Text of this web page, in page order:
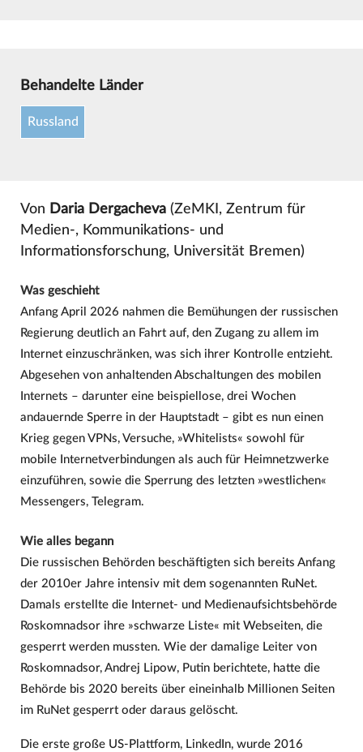
Behandelte Länder
Russland
Von Daria Dergacheva(ZeMKI, Zentrum für
Medien-, Kommunikations- und
Informationsforschung, Universität Bremen)
Was geschieht
Anfang April 2026 nahmen die Bemühungen der russischen
Regierung deutlich an Fahrt auf, den Zugang zu allem im
Internet einzuschränken, was sich ihrer Kontrolle entzieht.
Abgesehen von anhaltenden Abschaltungen des mobilen
Internets – darunter eine beispiellose, drei Wochen
andauernde Sperre in der Hauptstadt – gibt es nun einen
Krieg gegen VPNs, Versuche, »Whitelists« sowohl für
mobile Internetverbindungen als auch für Heimnetzwerke
einzuführen, sowie die Sperrung des letzten »westlichen«
Messengers, Telegram.
Wie alles begann
Die russischen Behörden beschäftigten sich bereits Anfang
der 2010er Jahre intensiv mit dem sogenannten RuNet.
Damals erstellte die Internet- und Medienaufsichtsbehörde
Roskomnadsor ihre »schwarze Liste« mit Webseiten, die
gesperrt werden mussten. Wie der damalige Leiter von
Roskomnadsor, Andrej Lipow, Putin berichtete, hatte die
Behörde bis 2020 bereits über eineinhalb Millionen Seiten
im RuNet gesperrt oder daraus gelöscht.
Die erste große US-Plattform, LinkedIn, wurde 2016